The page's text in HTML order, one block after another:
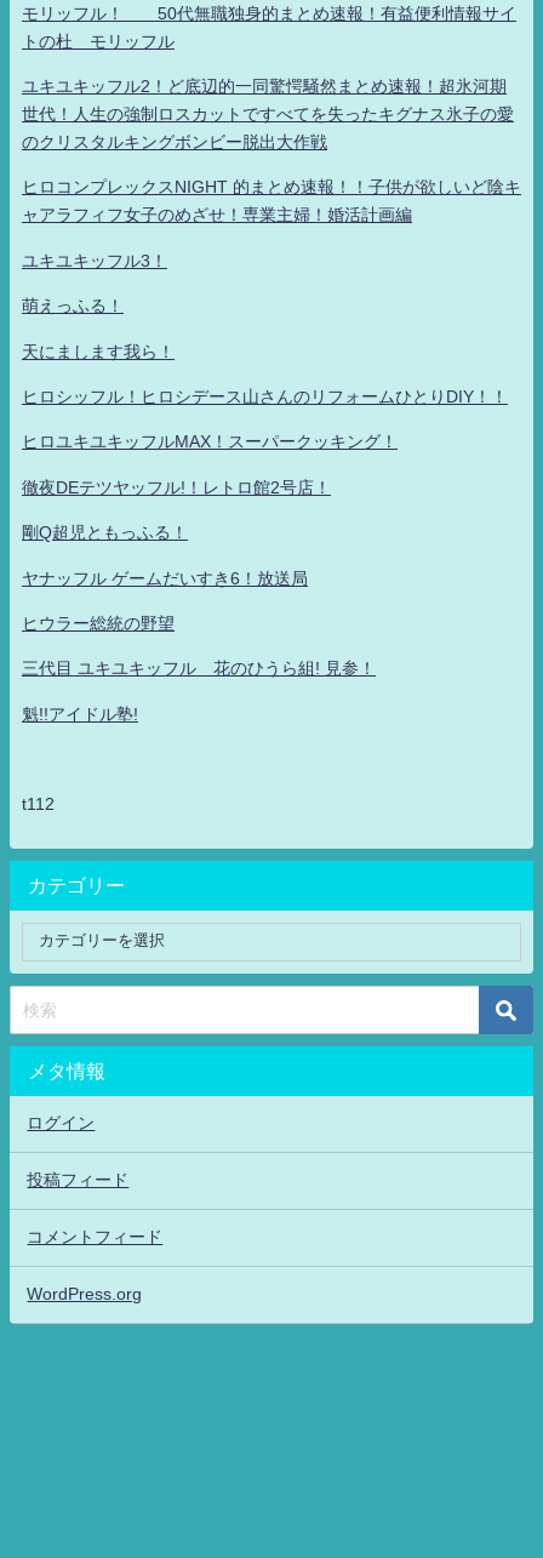
モリッフル！ 50代無職独身的まとめ速報！有益便利情報サイ
トの杜 モリッフル
ユキユキッフル2！ど底辺的一同驚愕騒然まとめ速報！超氷河期
世代！人生の強制ロスカットですべてを失ったキグナス氷子の愛
のクリスタルキングボンビー脱出大作戦
ヒロコンプレックスNIGHT 的まとめ速報！！子供が欲しいど陰キ
ャアラフィフ女子のめざせ！専業主婦！婚活計画編
ユキユキッフル3！
萌えっふる！
天にまします我ら！
ヒロシッフル！ヒロシデース山さんのリフォームひとりDIY！！
ヒロユキユキッフルMAX！スーパークッキング！
徹夜DEテツヤッフル!！レトロ館2号店！
剛Q超児ともっふる！
ヤナッフル ゲームだいすき6！放送局
ヒウラー総統の野望
三代目 ユキユキッフル 花のひうら組! 見参！
魁!!アイドル塾!
t112
カテゴリー
メタ情報
ログイン
投稿フィード
コメントフィード
WordPress.org